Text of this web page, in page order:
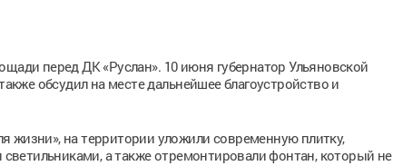
перед ДК «Руслан». 10 июня губернатор Ульяновской
обсудил на месте дальнейшее благоустройство и
жизни», на территории уложили современную плитку,
а также отремонтировали фонтан, который не